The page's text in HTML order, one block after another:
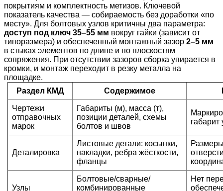
покрытиям и комплектность метизов. Ключевой
показатель качества — собираемость без доработки «по
месту». Для болтовых узлов критичны два параметра:
доступ под ключ 35–55 мм вокруг гайки (зависит от
типоразмера) и обеспеченный монтажный зазор 2–5 мм
в стыках элементов по длине и по плоскостям
сопряжения. При отсутствии зазоров сборка упирается в
кромки, и монтаж переходит в резку металла на
площадке.
Раздел КМД
Содержимое
Чертежи
отправочных
марок
Габариты (м), масса (т),
позиции деталей, схемы
болтов и швов
габарит
Деталировка
Листовые детали: косынки,
накладки, ребра жёсткости,
фланцы
Узлы
Болтовые/сварные/
комбинированные
Нет